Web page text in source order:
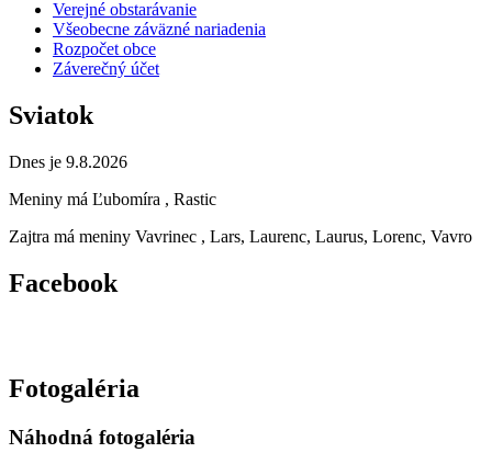
Verejné obstarávanie
Všeobecne záväzné nariadenia
Rozpočet obce
Záverečný účet
Sviatok
Dnes je 9.8.2026
Meniny má Ľubomíra , Rastic
Zajtra má meniny Vavrinec , Lars, Laurenc, Laurus, Lorenc, Vavro
Facebook
Fotogaléria
Náhodná fotogaléria